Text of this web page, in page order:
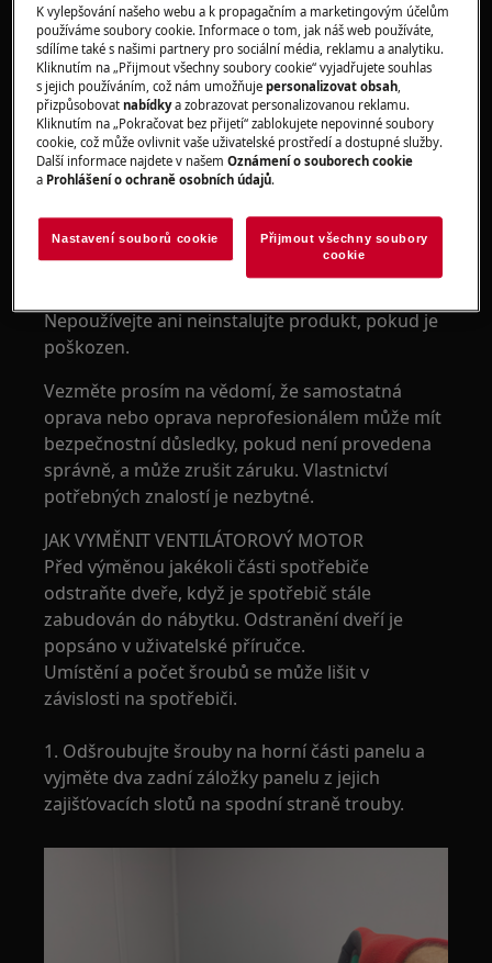
UPOZORNĚNÍ!NEBEZPEČÍ UDUŠENÍ
Malé části nejsou vhodné pro děti do 3 let.
Uchovávejte všechny malé části a obaly mimo
dosah dětí.
Produkt by měli používat nebo instalovat pouze
dospělí.
Ujistěte se, že produkt používáte pouze pro jeho
určený účel a ověřte, že je kompatibilní součástí
Nepoužívejte ani neinstalujte produkt, pokud je
poškozen.
Vezměte prosím na vědomí, že samostatná
oprava nebo oprava neprofesionálem může mít
bezpečnostní důsledky, pokud není provedena
správně, a může zrušit záruku. Vlastnictví
potřebných znalostí je nezbytné.
JAK VYMĚNIT VENTILÁTOROVÝ MOTOR
Před výměnou jakékoli části spotřebiče
odstraňte dveře, když je spotřebič stále
zabudován do nábytku. Odstranění dveří je
popsáno v uživatelské příručce.
Umístění a počet šroubů se může lišit v
závislosti na spotřebiči.
1. Odšroubujte šrouby na horní části panelu a
vyjměte dva zadní záložky panelu z jejich
zajišťovacích slotů na spodní straně trouby.
K vylepšování našeho webu a k propagačním a marketingovým účelům
používáme soubory cookie. Informace o tom, jak náš web používáte,
sdílíme také s našimi partnery pro sociální média, reklamu a analytiku.
Kliknutím na „Přijmout všechny soubory cookie“ vyjadřujete souhlas
s jejich používáním, což nám umožňujepersonalizovat obsah,
přizpůsobovatnabídkya zobrazovat personalizovanou reklamu.
Kliknutím na „Pokračovat bez přijetí“ zablokujete nepovinné soubory
cookie, což může ovlivnit vaše uživatelské prostředí a dostupné služby.
Další informace najdete v našemOznámení o souborech cookie
a Prohlášení o ochraně osobních údajů.
Nastavení souborů cookie
Přijmout všechny soubory
cookie